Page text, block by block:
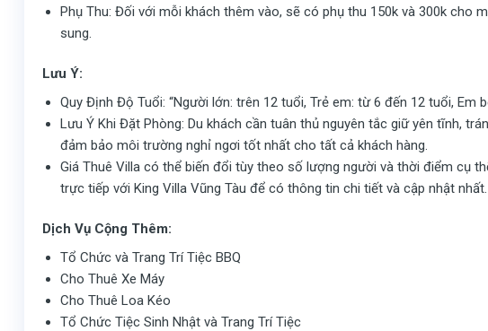
Phụ Thu: Đối với mỗi khách thêm vào, sẽ có phụ thu 150k và 300k cho
sung.
Lưu Ý:
Quy Định Độ Tuổi: “Người lớn: trên 12 tuổi, Trẻ em: từ 6 đến 12 tuổi, Em
Lưu Ý Khi Đặt Phòng: Du khách cần tuân thủ nguyên tắc giữ yên tĩnh,
đảm bảo môi trường nghỉ ngơi tốt nhất cho tất cả khách hàng.
Giá Thuê Villa có thể biến đổi tùy theo số lượng người và thời điểm cụ
trực tiếp với King Villa Vũng Tàu để có thông tin chi tiết và cập nhật nhất.
Dịch Vụ Cộng Thêm:
Tổ Chức và Trang Trí Tiệc BBQ
Cho Thuê Xe Máy
Cho Thuê Loa Kéo
Tổ Chức Tiệc Sinh Nhật và Trang Trí Tiệc